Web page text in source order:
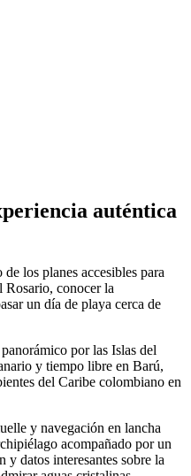
auténtica
de los planes accesibles para
Rosario, conocer la
un día de playa cerca de
por las Islas del
y tiempo libre en Barú,
del Caribe colombiano en
y navegación en lancha
acompañado por un
y datos interesantes sobre la